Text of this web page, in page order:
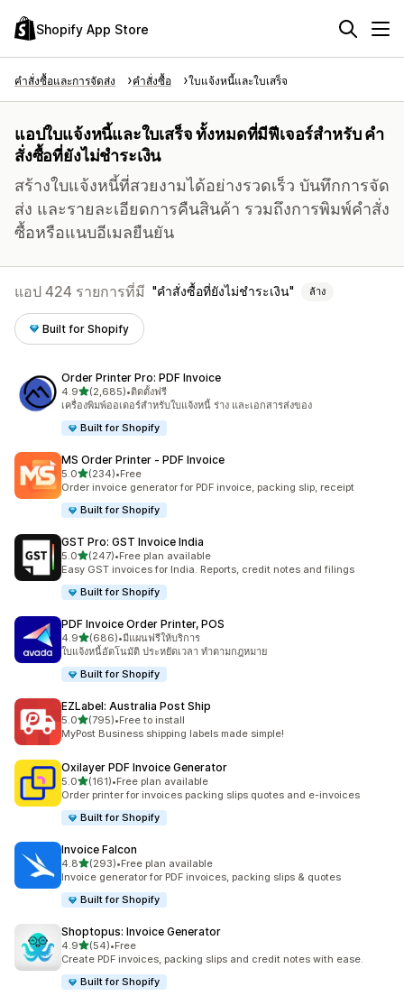
Shopify App Store
คำสั่งซื้อและการจัดส่ง คำสั่งซื้อ ใบแจ้งหนี้และใบเสร็จ
แอปใบแจ้งหนี้และใบเสร็จ ทั้งหมดที่มีฟีเจอร์สำหรับ คำ
สั่งซื้อที่ยังไม่ชำระเงิน
สร้างใบแจ้งหนี้ที่สวยงามได้อย่างรวดเร็ว บันทึกการจัด
ส่ง และรายละเอียดการคืนสินค้า รวมถึงการพิมพ์คำสั่ง
ซื้อหรือแนบอีเมลยืนยัน
แอป 424 รายการที่มี คำสั่งซื้อที่ยังไม่ชำระเงิน ล้าง
Built for Shopify
Order Printer Pro: PDF Invoice
4.9เต็ม 5 ดาว
(2,685)
ทั้งหมด 2685 รีวิว
•ติดตั้งฟรี
เครื่องพิมพ์ออเดอร์สำหรับใบแจ้งหนี้ ร่าง และเอกสารส่งของ
Built for Shopify
MS Order Printer ‑ PDF Invoice
5.0เต็ม 5 ดาว
(234)
ทั้งหมด 234 รีวิว
•Free
Order invoice generator for PDF invoice, packing slip, receipt
Built for Shopify
GST Pro: GST Invoice India
5.0เต็ม 5 ดาว
(247)
ทั้งหมด 247 รีวิว
•Free plan available
Easy GST invoices for India. Reports, credit notes and filings
Built for Shopify
PDF Invoice Order Printer, POS
4.9เต็ม 5 ดาว
(686)
ทั้งหมด 686 รีวิว
•มีแผนฟรีให้บริการ
ใบแจ้งหนี้อัตโนมัติ ประหยัดเวลา ทำตามกฎหมาย
Built for Shopify
EZLabel: Australia Post Ship
5.0เต็ม 5 ดาว
(795)
ทั้งหมด 795 รีวิว
•Free to install
MyPost Business shipping labels made simple!
Oxilayer PDF Invoice Generator
5.0เต็ม 5 ดาว
(161)
ทั้งหมด 161 รีวิว
•Free plan available
Order printer for invoices packing slips quotes and e-invoices
Built for Shopify
Invoice Falcon
4.8เต็ม 5 ดาว
(293)
ทั้งหมด 293 รีวิว
•Free plan available
Invoice generator for PDF invoices, packing slips & quotes
Built for Shopify
Shoptopus: Invoice Generator
4.9เต็ม 5 ดาว
(54)
ทั้งหมด 54 รีวิว
•Free
Create PDF invoices, packing slips and credit notes with ease.
Built for Shopify